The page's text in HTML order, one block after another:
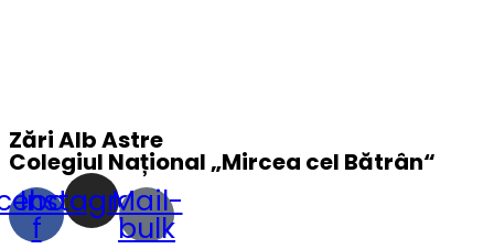
Zări Alb Astre
Colegiul Național „Mircea cel Bătrân“
f
Instagram
Mail-
bulk